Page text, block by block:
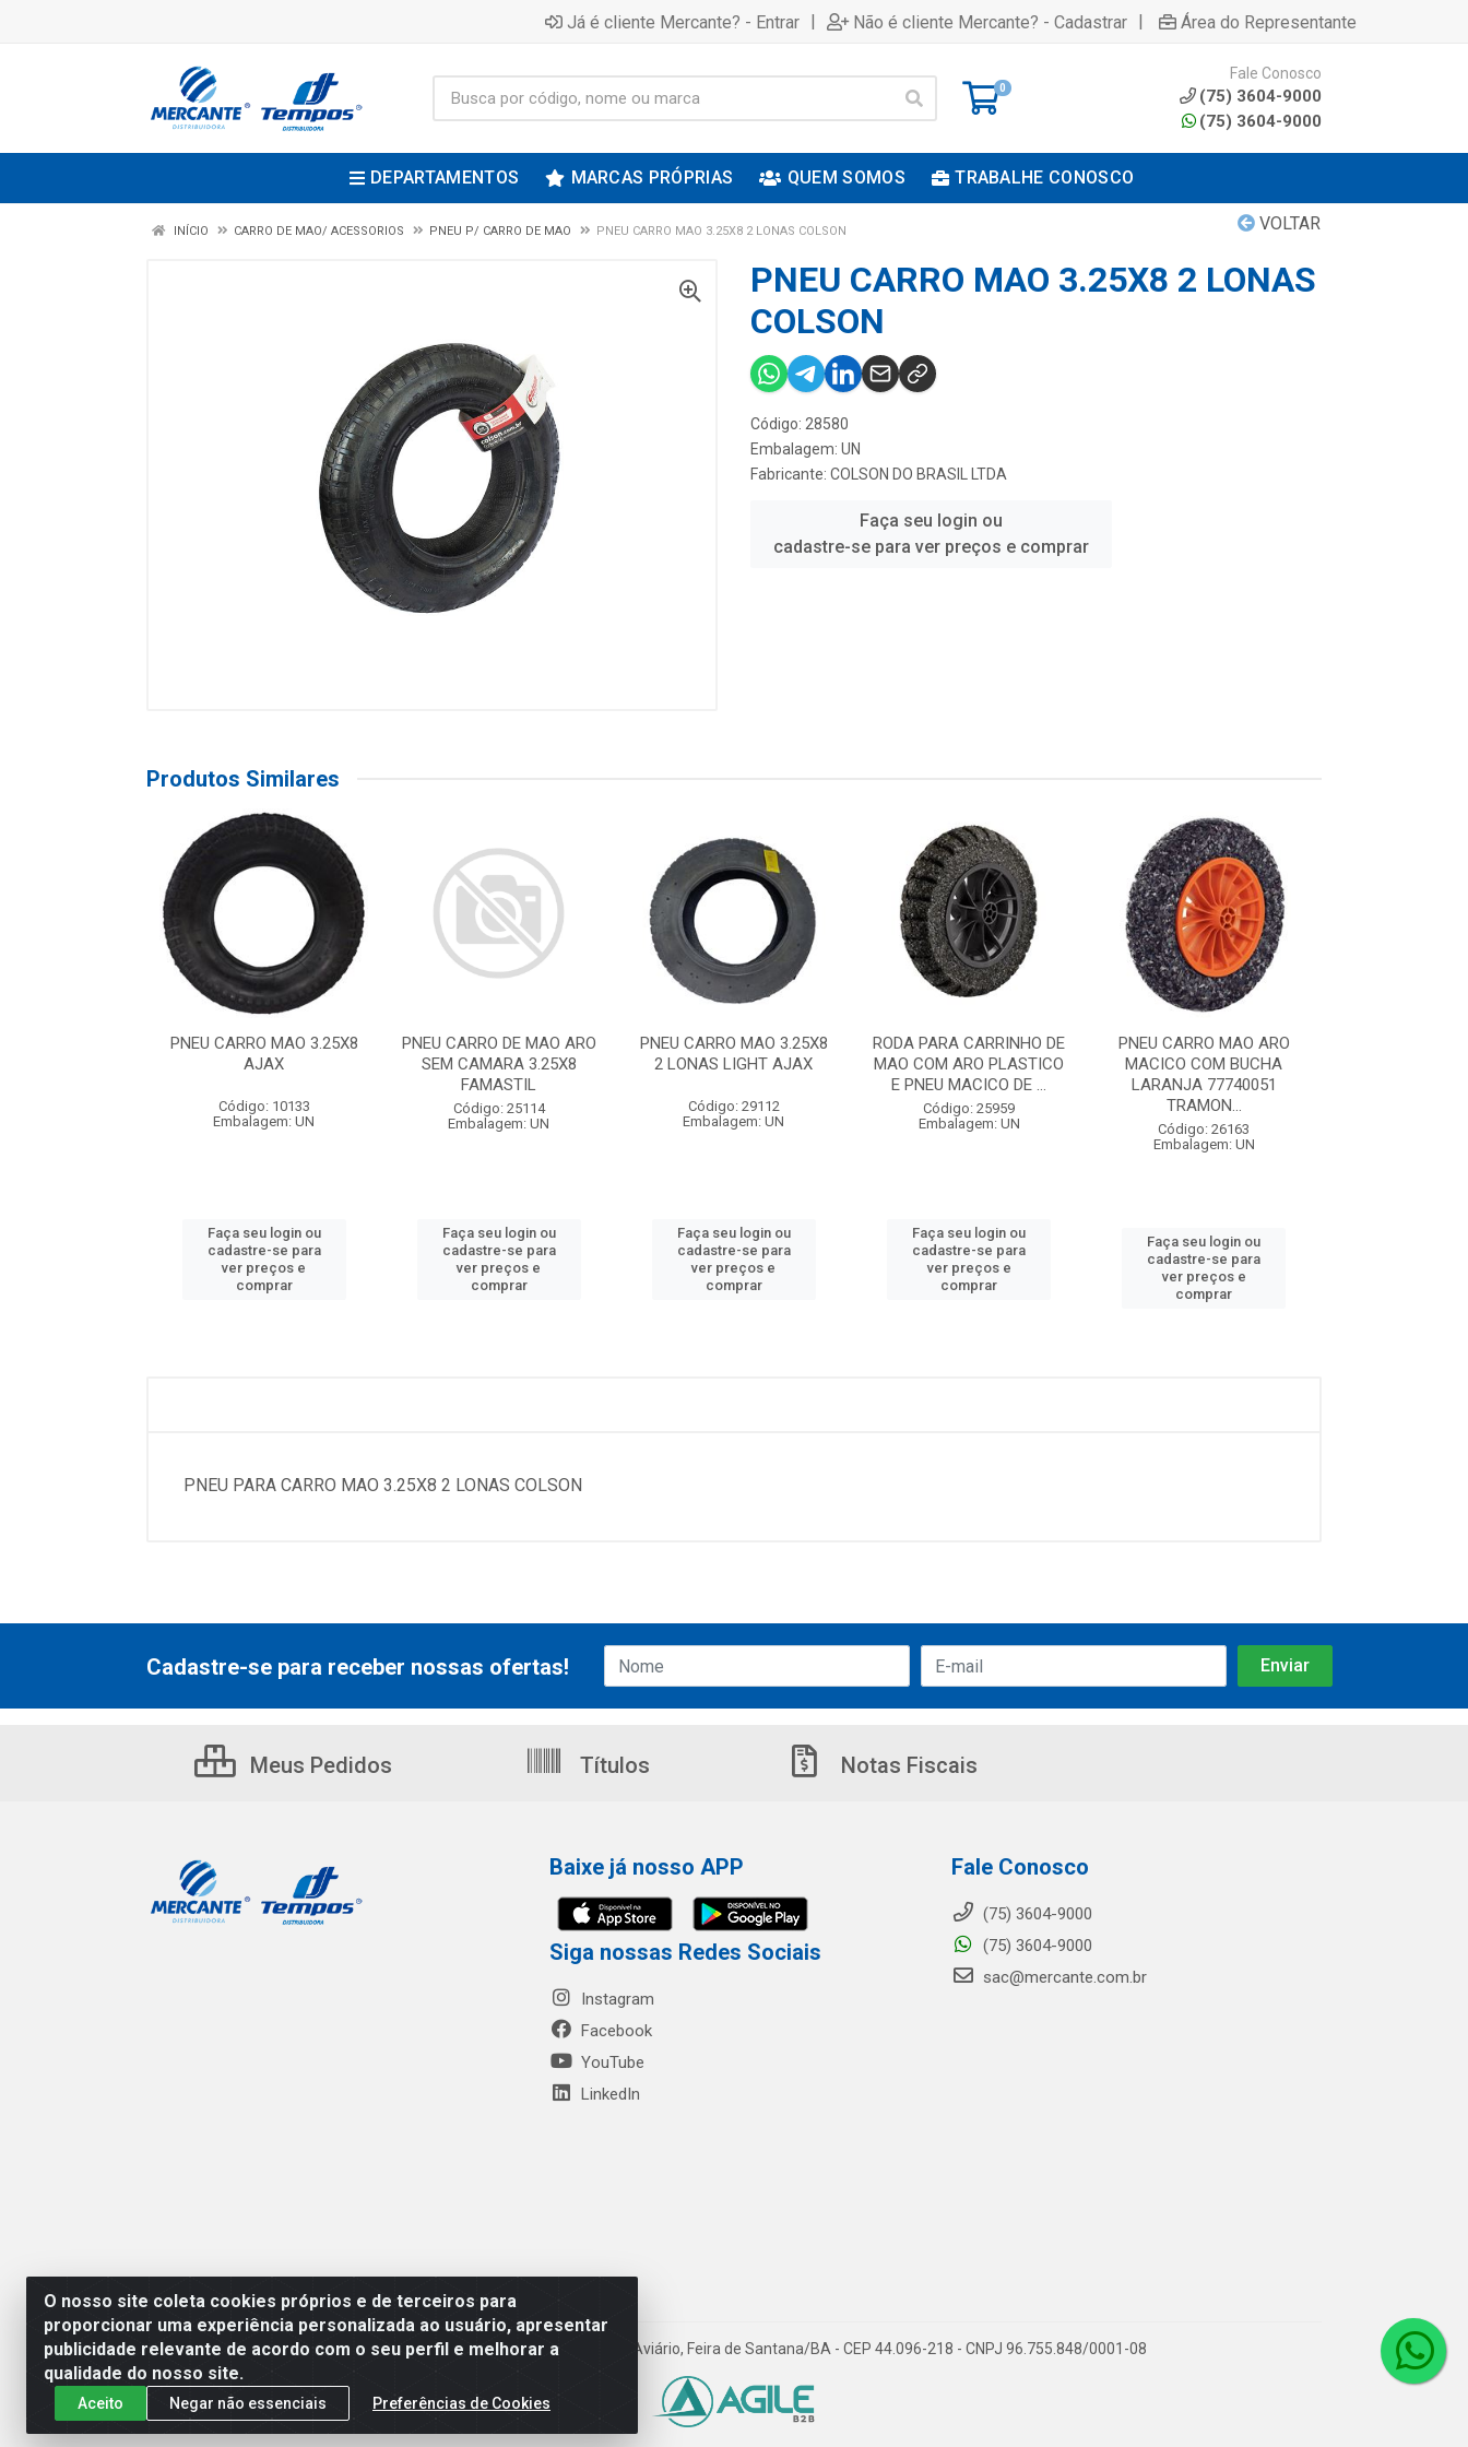
Já é cliente Mercante? - Entrar | Não é cliente Mercante? - Cadastrar | Área do Representante
0
Fale Conosco
(75) 3604-9000
(75) 3604-9000
DEPARTAMENTOS MARCAS PRÓPRIAS QUEM SOMOS TRABALHE CONOSCO
VOLTAR
INÍCIO CARRO DE MAO/ ACESSORIOS PNEU P/ CARRO DE MAO PNEU CARRO MAO 3.25X8 2 LONAS COLSON
PNEU CARRO MAO 3.25X8 2 LONAS
COLSON
Código: 28580
Embalagem: UN
Fabricante: COLSON DO BRASIL LTDA
Faça seu login ou
cadastre-se para ver preços e comprar
Produtos Similares
PNEU CARRO MAO 3.25X8
AJAX
Código: 10133
Embalagem: UN
Faça seu login ou
cadastre-se para
ver preços e
comprar
PNEU CARRO DE MAO ARO
SEM CAMARA 3.25X8
FAMASTIL
Código: 25114
Embalagem: UN
Faça seu login ou
cadastre-se para
ver preços e
comprar
PNEU CARRO MAO 3.25X8
2 LONAS LIGHT AJAX
Código: 29112
Embalagem: UN
Faça seu login ou
cadastre-se para
ver preços e
comprar
RODA PARA CARRINHO DE
MAO COM ARO PLASTICO
E PNEU MACICO DE ...
Código: 25959
Embalagem: UN
Faça seu login ou
cadastre-se para
ver preços e
comprar
PNEU CARRO MAO ARO
MACICO COM BUCHA
LARANJA 77740051
TRAMON...
Código: 26163
Embalagem: UN
Faça seu login ou
cadastre-se para
ver preços e
comprar
PNEU PARA CARRO MAO 3.25X8 2 LONAS COLSON
O nosso site coleta cookies próprios e de terceiros para
proporcionar uma experiência personalizada ao usuário, apresentar
publicidade relevante de acordo com o seu perfil e melhorar a
qualidade do nosso site.
Aceito Negar não essenciais Preferências de Cookies
Cadastre-se para receber nossas ofertas!
Meus Pedidos Títulos Notas Fiscais
Baixe já nosso APP
Siga nossas Redes Sociais
Instagram
Facebook
YouTube
LinkedIn
Fale Conosco
(75) 3604-9000
(75) 3604-9000
sac@mercante.com.br
Mercante Distribuidora - Rua Mercante, 699 - Aviário, Feira de Santana/BA - CEP 44.096-218 - CNPJ 96.755.848/0001-08